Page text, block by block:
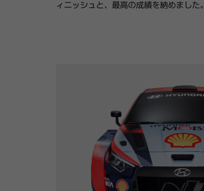
ィニッシュと、最高の成績を納めました。